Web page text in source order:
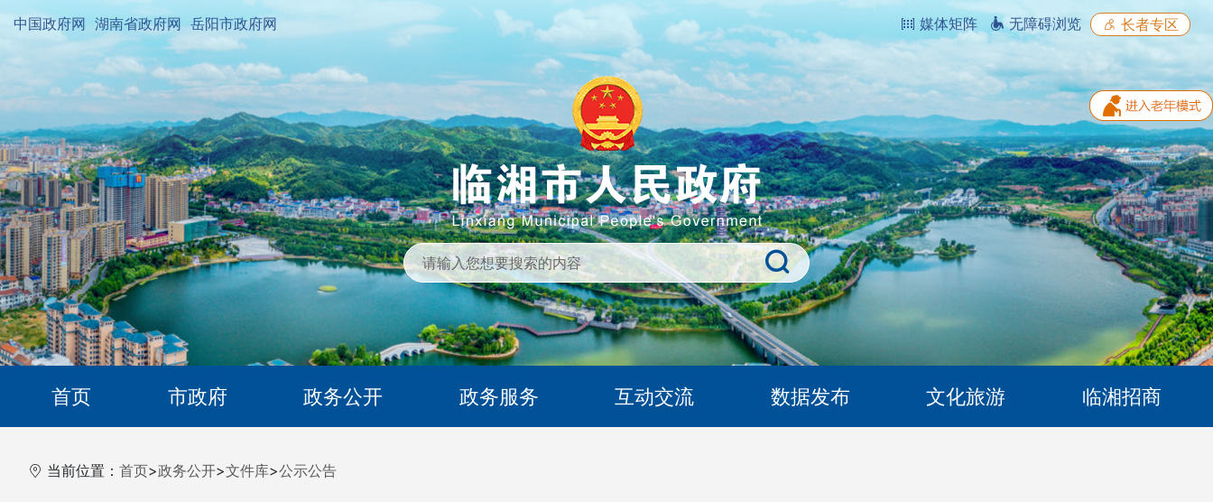
中国政府网 湖南省政府网 岳阳市政府网 媒体矩阵 无障碍浏览 长者专区
首页 市政府 政务公开 政务服务 互动交流 数据发布 文化旅游 临湘招商
当前位置： 首页>政务公开>文件库>公示公告